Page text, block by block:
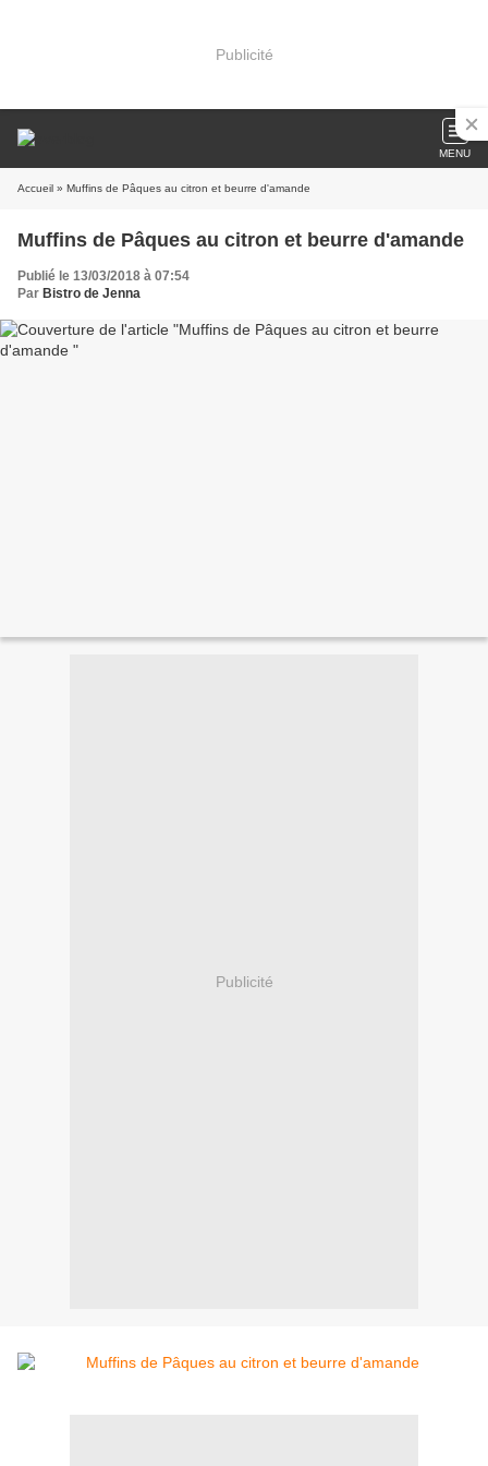
Publicité
MENU
Accueil » Muffins de Pâques au citron et beurre d'amande
Muffins de Pâques au citron et beurre d'amande
Publié le 13/03/2018 à 07:54
Par Bistro de Jenna
Publicité